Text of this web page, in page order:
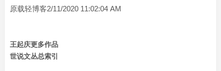
原载轻博客2/11/2020 11:02:04 AM
王起庆更多作品
世说文丛总索引